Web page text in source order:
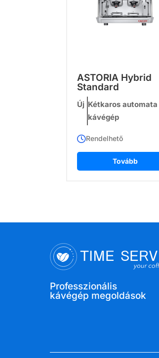
ASTORIA Hybrid
Standard
Új Kétkaros automata
kávégép
Tovább
Rendelhető
Professzionális
kávégép megoldások